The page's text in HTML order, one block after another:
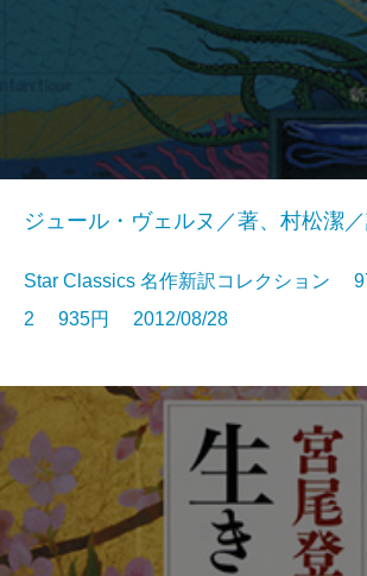
ジュール・ヴェルヌ／著、村松潔
Star Classics 名作新訳コレクション
2 935円 2012/08/28